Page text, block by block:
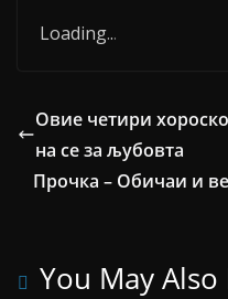
Loading...
Овие четири
на се за љубовта
Прочка – Обичаи и
You May Also